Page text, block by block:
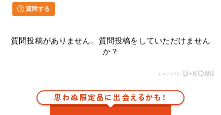
質問する
質問投稿がありません。質問投稿をしていただけません
か？
思わぬ限定品に出会えるかも！